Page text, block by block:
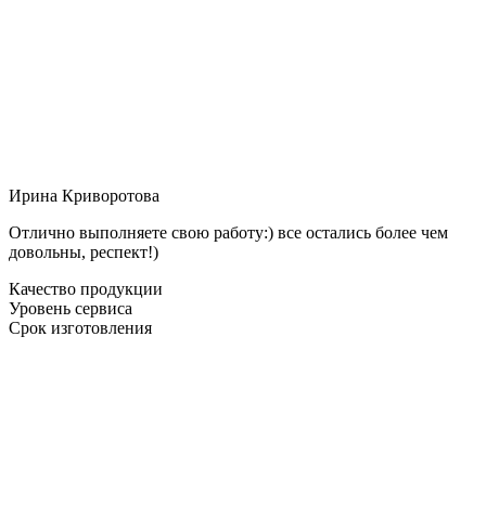
Ирина Криворотова
Отлично выполняете свою работу:) все остались более чем
довольны, респект!)
Качество продукции
Уровень сервиса
Срок изготовления